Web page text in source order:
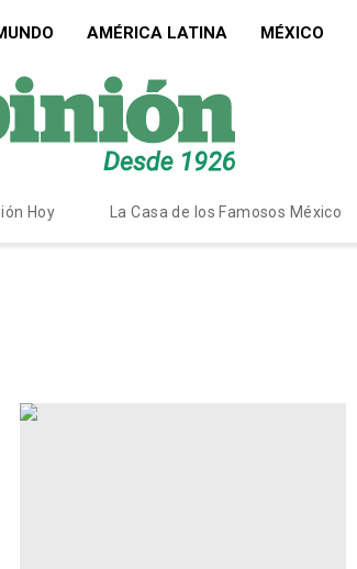
AMÉRICA LATINA MÉXICO
Hoy La Casa de los Famosos México